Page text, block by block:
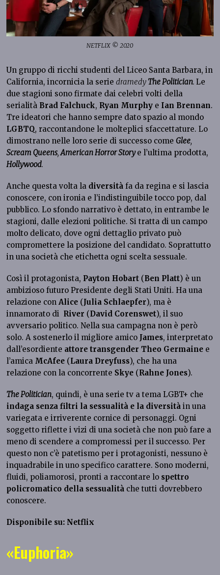
NETFLIX © 2020
Un gruppo di ricchi studenti del Liceo Santa Barbara, in
California, incornicia la seriedramedy The Politician.Le
due stagioni sono firmate dai celebri volti della
serialità Brad Falchuck, Ryan Murphy e Ian Brennan.
Tre ideatori che hanno sempre dato spazio al mondo
LGBTQ, raccontandone le molteplici sfaccettature. Lo
dimostrano nelle loro serie di successo comeGlee,
Scream Queens,American Horror Storye l’ultima prodotta,
Hollywood.
Anche questa volta la diversitàfa da regina e si lascia
conoscere, con ironia e l’indistinguibile tocco pop, dal
pubblico. Lo sfondo narrativo è dettato, in entrambe le
stagioni, dalle elezioni politiche. Si tratta di un campo
molto delicato, dove ogni dettaglio privato può
compromettere la posizione del candidato. Soprattutto
in una società che etichetta ogni scelta sessuale.
Così il protagonista, Payton Hobart (Ben Platt) è un
ambizioso futuro Presidente degli Stati Uniti. Ha una
relazione con Alice (Julia Schlaepfer), ma è
innamorato di River (David Corenswet), il suo
avversario politico. Nella sua campagna non è però
solo. A sostenerlo il migliore amico James, interpretato
dall’esordiente attore transgender Theo Germaine e
l’amica McAfee (Laura Dreyfuss), che ha una
relazione con la concorrente Skye (Rahne Jones).
The Politician, quindi, è una serie tv a tema LGBT+ che
indaga senza filtri la sessualità e la diversità in una
variegata e irriverente cornice di personaggi. Ogni
soggetto riflette i vizi di una società che non può fare a
meno di scendere a compromessi per il successo. Per
questo non c’è patetismo per i protagonisti, nessuno è
inquadrabile in uno specifico carattere. Sono moderni,
fluidi, poliamorosi, pronti a raccontare lo spettro
policromatico della sessualità che tutti dovrebbero
conoscere.
Disponibile su: Netflix
«Euphoria»